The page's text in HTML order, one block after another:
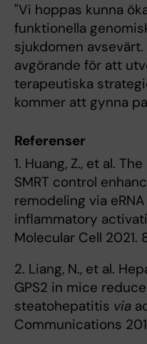
"Vi hoppas kunna
funktionella
sjukdomen
avgörande för att
terapeutiska
kommer att gynna
Referenser
1. Huang, Z., et al.
SMRT control
remodeling via
inflammatory
Molecular Cell 2021.
2. Liang, N., et al.
GPS2 in mice
steatohepatitis via
Communications